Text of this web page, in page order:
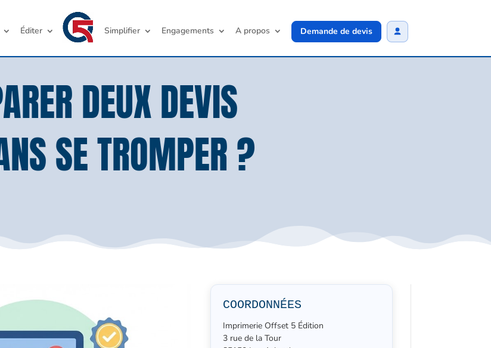
Éditer Simplifier Engagements A propos Demande de devis
DEUX DEVIS
SE TROMPER ?
COORDONNÉES
Imprimerie Offset 5 Édition
3 rue de la Tour